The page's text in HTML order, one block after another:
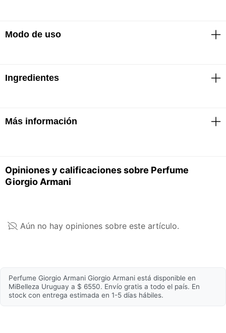
torno a las notas clave de Sì, que surge de la
Modo de uso
cara interna de los codos y el cuello.
Ingredientes
Alcohol ● Parfum / Fragrance ● Aqua / Water ●
Hydroxycitronellal ● Alpha-Isomethyl Ionone ●
Eugenol ● Benzyl Benzoate
La lista de ingredientes de los productos se actualiza
Más información
Género recomendado
Fórmula Eau de Parfum
Notas de fondo
Extracto de vainilla y
esencia de pachulí
Opiniones y calificaciones sobre Perfume
Giorgio Armani
Aún no hay opiniones sobre este artículo.
Perfume Giorgio Armani Giorgio Armani está disponible en
MiBelleza Uruguay a $ 6550. Envío gratis a todo el país. En
stock con entrega estimada en 1-5 días hábiles.